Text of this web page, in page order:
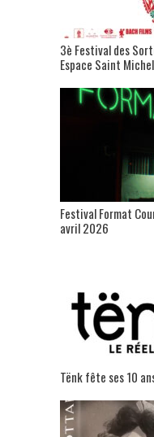
3è Festival des
Espace Saint Michel
Festival Format
avril 2026
Tënk fête ses 10